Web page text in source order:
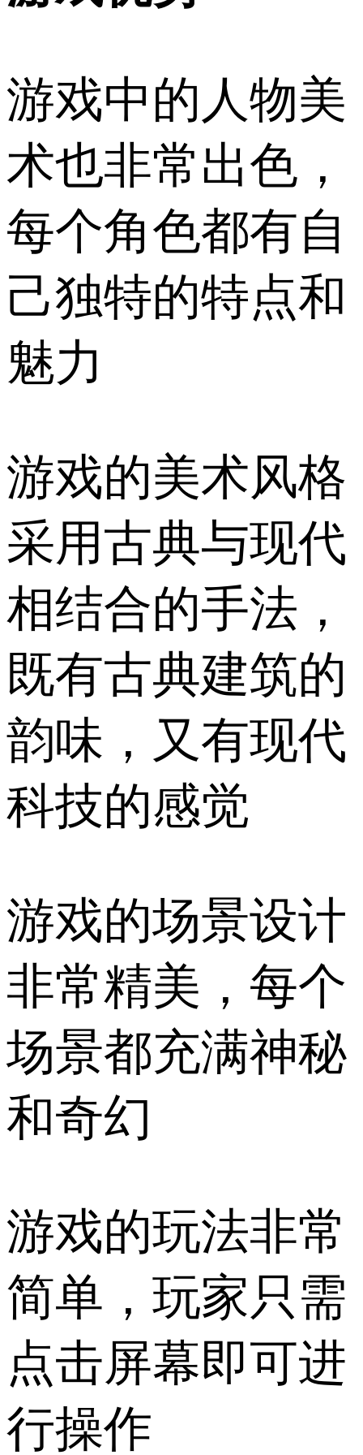
游戏中的人物美
术也非常出色，
每个角色都有自
己独特的特点和
魅力
游戏的美术风格
采用古典与现代
相结合的手法，
既有古典建筑的
韵味，又有现代
科技的感觉
游戏的场景设计
非常精美，每个
场景都充满神秘
和奇幻
游戏的玩法非常
简单，玩家只需
点击屏幕即可进
行操作